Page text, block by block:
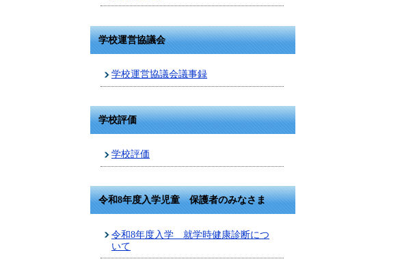
学校運営協議会
学校運営協議会議事録
学校評価
学校評価
令和8年度入学児童 保護者のみなさま
令和8年度入学 就学時健康診断につ
いて